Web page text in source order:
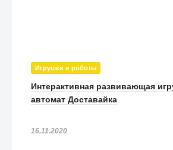
Игрушки и роботы
Интерактивная развивающая
автомат Доставайка
16.11.2020